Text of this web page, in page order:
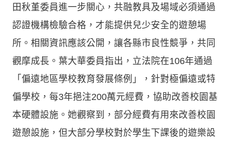
田秋堇委員進一步關心，共融教具及場域必須通過
認證機構檢驗合格，才能提供兒少安全的遊憩場
所。相關資訊應該公開，讓各縣市良性競爭，共同
觀摩成長。葉大華委員指出，立法院在106年通過
「偏遠地區學校教育發展條例」，針對極偏遠或特
偏學校，每3年挹注200萬元經費，協助改善校園基
本硬體設施。她觀察到，部分經費有用來改善校園
遊憩設施，但大部分學校對於學生下課後的遊樂設